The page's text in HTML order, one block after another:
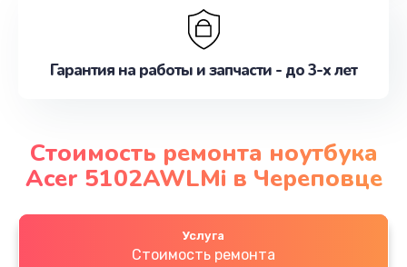
Гарантия на работы и запчасти - до 3-х лет
Стоимость ремонта ноутбука
Acer 5102AWLMi в Череповце
Услуга
Стоимость ремонта